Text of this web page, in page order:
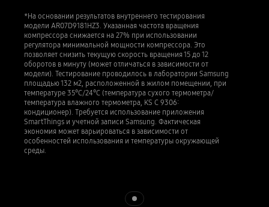
*На основании результатов внутреннего тестирования
модели AR07D9181HZ3. Указанная частота вращения
компрессора снижается на 27% при использовании
регулятора минимальной мощности компрессора. Это
позволяет снизить текущую скорость вращения 15 до 12
оборотов в минуту (может отличаться в зависимости от
модели). Тестирование проводилось в лаборатории Samsung
площадью 132 м2, расположенной в жилом помещении, при
температуре 35°C/24°C (температура сухого термометра/
температура влажного термометра, KS C 9306:
кондиционер). Требуется использование приложения
SmartThings и учетной записи Samsung. Фактическая
экономия может варьироваться в зависимости от
особенностей использования и температуры окружающей
среды.